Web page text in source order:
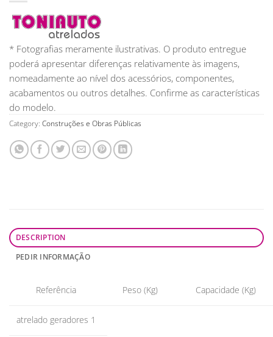
* Fotografias meramente ilustrativas. O produto entregue
poderá apresentar diferenças relativamente às imagens,
nomeadamente ao nível dos acessórios, componentes,
acabamentos ou outros detalhes. Confirme as características
do modelo.
Category: Construções e Obras Públicas
DESCRIPTION
PEDIR INFORMAÇÃO
Referência Peso (Kg) Capacidade (Kg)
atrelado geradores 1